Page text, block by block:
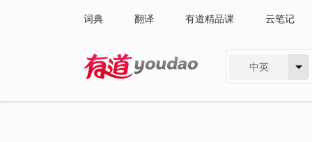
词典 翻译 有道精品课 云笔记
中英